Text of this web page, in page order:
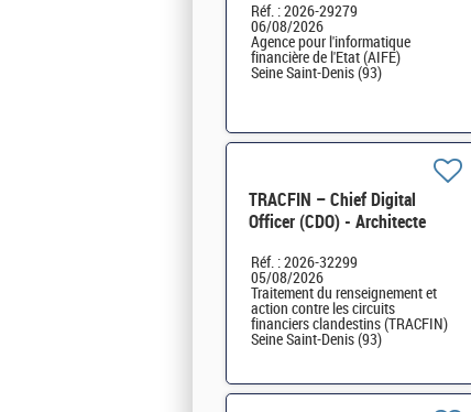
Réf. : 2026-29279
06/08/2026
Agence pour l'informatique
financière de l'Etat (AIFE)
Seine Saint-Denis (93)
TRACFIN – Chief Digital
Officer (CDO) - Architecte
Réf. : 2026-32299
05/08/2026
Traitement du renseignement et
action contre les circuits
financiers clandestins (TRACFIN)
Seine Saint-Denis (93)